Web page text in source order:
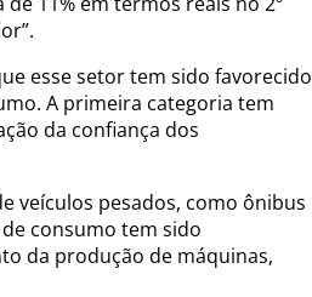
esse setor tem sido favorecido
A primeira categoria tem
da confiança dos
veículos pesados, como ônibus
consumo tem sido
da produção de máquinas,